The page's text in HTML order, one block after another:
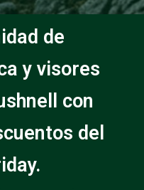
de
y visores
con
del